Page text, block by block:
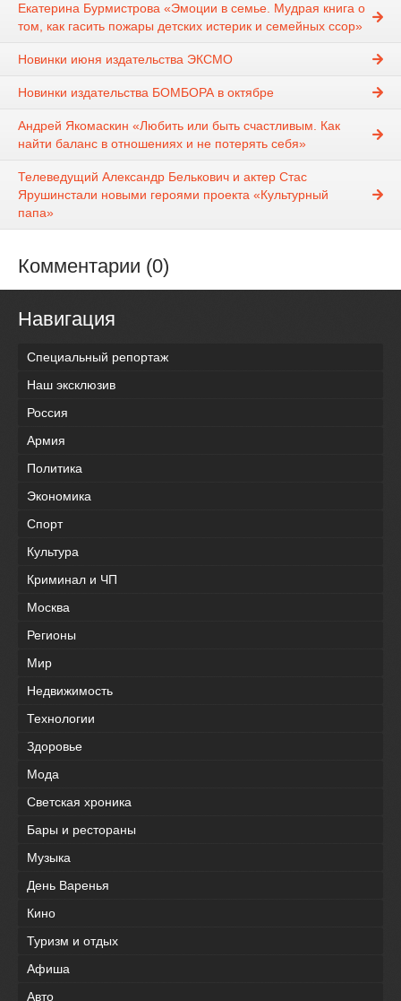
Екатерина Бурмистрова «Эмоции в семье. Мудрая книга о
том, как гасить пожары детских истерик и семейных ссор»
Новинки июня издательства ЭКСМО
Новинки издательства БОМБОРА в октябре
Андрей Якомаскин «Любить или быть счастливым. Как
найти баланс в отношениях и не потерять себя»
Телеведущий Александр Белькович и актер Стас
Ярушинстали новыми героями проекта «Культурный
папа»
Комментарии (0)
Навигация
Специальный репортаж
Наш эксклюзив
Россия
Армия
Политика
Экономика
Спорт
Культура
Криминал и ЧП
Москва
Регионы
Мир
Недвижимость
Технологии
Здоровье
Мода
Светская хроника
Бары и рестораны
Музыка
День Варенья
Кино
Туризм и отдых
Афиша
Авто